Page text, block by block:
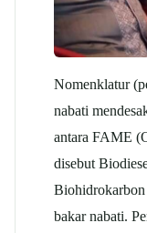
Nomenklatur
nabati
antara FAME
disebut
bakar nabati.